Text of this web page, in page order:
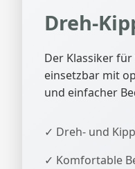
Dreh-
Der Klassiker
einsetzbar mit
und einfacher
✓ Dreh- und
✓ Komfortable